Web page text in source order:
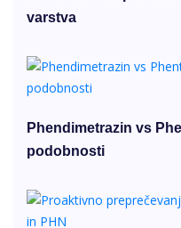
varstva
Phendimetrazin vs
podobnosti